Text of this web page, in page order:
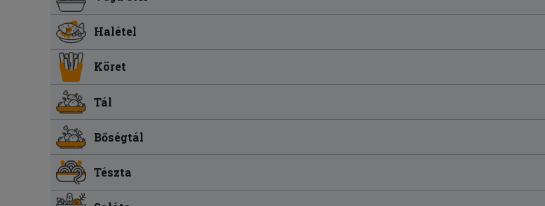
Halétel
Köret
Tál
Bőségtál
Tészta